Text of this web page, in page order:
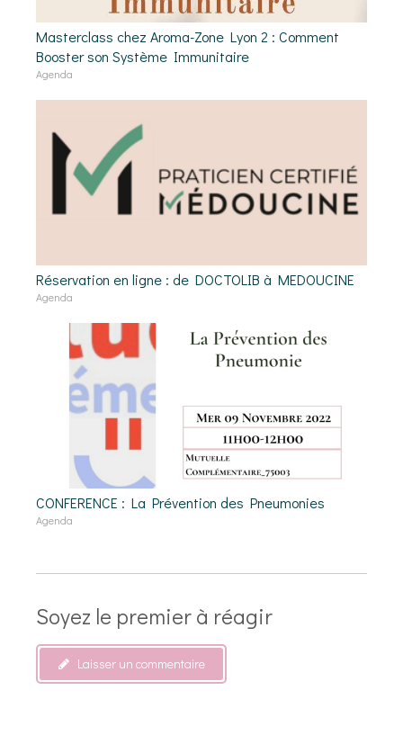
Masterclass chez Aroma-Zone Lyon 2 : Comment
Booster son Système Immunitaire
Agenda
Réservation en ligne : de DOCTOLIB à MEDOUCINE
Agenda
CONFERENCE : La Prévention des Pneumonies
Agenda
Soyez le premier à réagir
Laisser un commentaire